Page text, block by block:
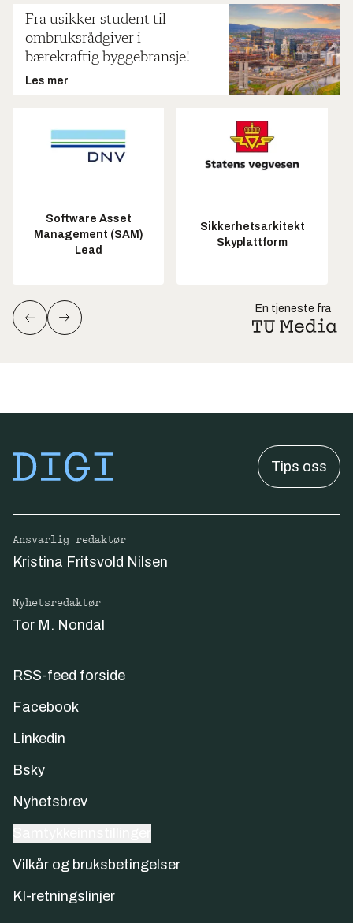
Fra usikker student til
ombruksrådgiver i
bærekraftig byggebransje!
Les mer
Software Asset
Management (SAM)
Lead
Sikkerhetsarkitekt
Skyplattform
En tjeneste fra
Tips oss
Ansvarlig redaktør
Kristina Fritsvold Nilsen
Nyhetsredaktør
Tor M. Nondal
RSS-feed forside
Facebook
Linkedin
Bsky
Nyhetsbrev
Vilkår og bruksbetingelser
KI-retningslinjer